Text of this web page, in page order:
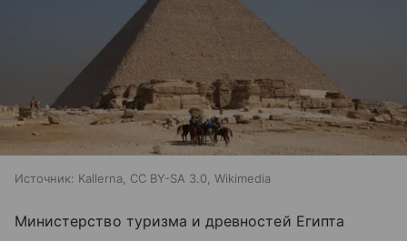
Источник: Kallerna, CC BY-SA 3.0, Wikimedia
Министерство туризма и древностей Египта